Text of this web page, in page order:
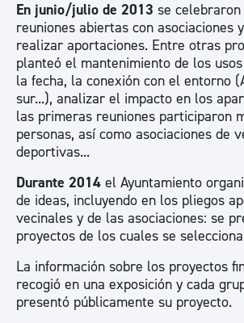
En junio/julio de 2013 se
reuniones abiertas con asociaciones
realizar aportaciones. Entre otras
planteó el mantenimiento de los
la fecha, la conexión con el entorno
sur...), analizar el impacto en los
las primeras reuniones participaron
personas, así como asociaciones de
deportivas...
Durante 2014 el Ayuntamiento
de ideas, incluyendo en los pliegos
vecinales y de las asociaciones: se
proyectos de los cuales se
La información sobre los proyectos
recogió en una exposición y cada
presentó públicamente su proyecto.